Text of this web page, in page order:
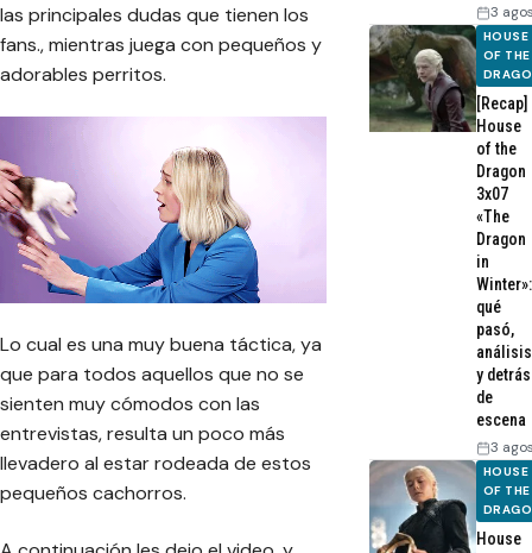
las principales dudas que tienen los
fans., mientras juega con pequeños y
adorables perritos.
Lo cual es una muy buena táctica, ya
que para todos aquellos que no se
sienten muy cómodos con las
entrevistas, resulta un poco más
llevadero al estar rodeada de estos
pequeños cachorros.
3
HOUSE
OF THE
[Recap]
House
of the
Dragon
3x07
«The
Dragon
in
Winter»:
qué
pasó,
análisis
y detrás
de
escena
3
HOUSE
OF THE
House